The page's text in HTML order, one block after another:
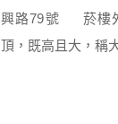
興路79號 菸樓
頂，既高且大，稱